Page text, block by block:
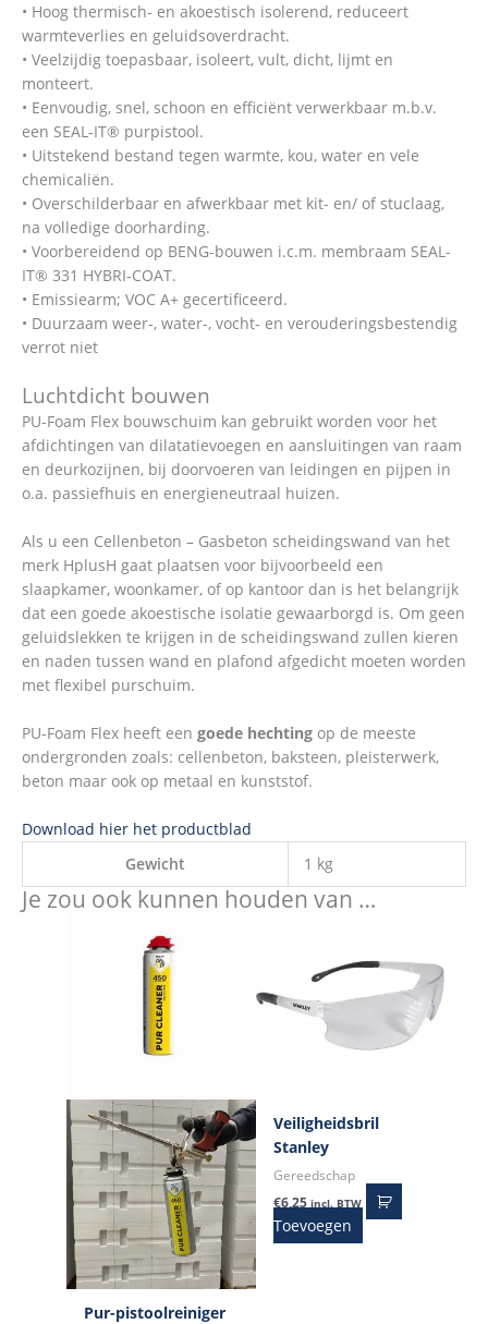
• Hoog thermisch- en akoestisch isolerend, reduceert
warmteverlies en geluidsoverdracht.
• Veelzijdig toepasbaar, isoleert, vult, dicht, lijmt en
monteert.
• Eenvoudig, snel, schoon en efficiënt verwerkbaar m.b.v.
een SEAL-IT® purpistool.
• Uitstekend bestand tegen warmte, kou, water en vele
chemicaliën.
• Overschilderbaar en afwerkbaar met kit- en/ of stuclaag,
na volledige doorharding.
• Voorbereidend op BENG-bouwen i.c.m. membraam SEAL-
IT® 331 HYBRI-COAT.
• Emissiearm; VOC A+ gecertificeerd.
• Duurzaam weer-, water-, vocht- en verouderingsbestendig
verrot niet
Luchtdicht bouwen
PU-Foam Flex bouwschuim kan gebruikt worden voor het
afdichtingen van dilatatievoegen en aansluitingen van raam
en deurkozijnen, bij doorvoeren van leidingen en pijpen in
o.a. passiefhuis en energieneutraal huizen.
Als u een Cellenbeton – Gasbeton scheidingswand van het
merk HplusH gaat plaatsen voor bijvoorbeeld een
slaapkamer, woonkamer, of op kantoor dan is het belangrijk
dat een goede akoestische isolatie gewaarborgd is. Om geen
geluidslekken te krijgen in de scheidingswand zullen kieren
en naden tussen wand en plafond afgedicht moeten worden
met flexibel purschuim.
PU-Foam Flex heeft een goede hechting op de meeste
ondergronden zoals: cellenbeton, baksteen, pleisterwerk,
beton maar ook op metaal en kunststof.
Download hier het productblad
Gewicht
1 kg
Je zou ook kunnen houden van …
Pur-pistoolreiniger
Veiligheidsbril
Stanley
Gereedschap
€6,25 incl. BTW
Toevoegen